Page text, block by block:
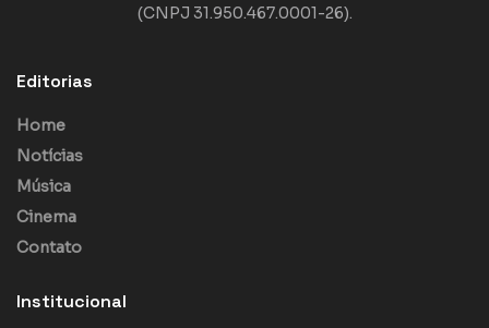
(CNPJ 31.950.467.0001-26).
Editorias
Home
Notícias
Música
Cinema
Contato
Institucional